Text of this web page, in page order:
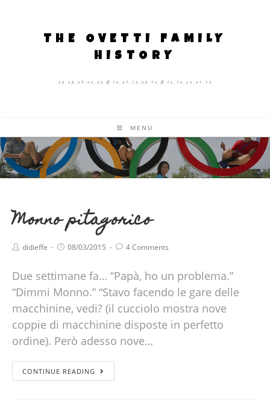
THE OVETTI FAMILY
HISTORY
08.08.09.00.06 # 10.07.13.08.40 # 12.10.25.04.13
MENU
Monno pitagorico
didieffe 08/03/2015 4 Comments
Due settimane fa… “Papà, ho un problema.”
“Dimmi Monno.” “Stavo facendo le gare delle
macchinine, vedi? (il cucciolo mostra nove
coppie di macchinine disposte in perfetto
ordine). Però adesso nove…
CONTINUE READING